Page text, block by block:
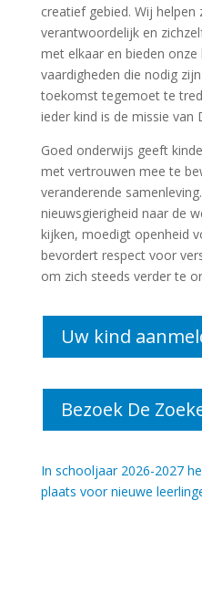
creatief gebied. Wij helpen
verantwoordelijk en
met elkaar en bieden onze
vaardigheden die nodig
toekomst tegemoet te
ieder kind is de missie van
Goed onderwijs geeft
met vertrouwen mee te
veranderende
nieuwsgierigheid naar de
kijken, moedigt openheid
bevordert respect voor
om zich steeds verder te
Uw kind
Bezoek De
In schooljaar 2026-2027
plaats voor nieuwe